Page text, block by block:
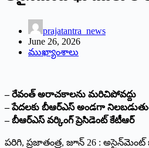
prajatantra_news
June 26, 2026
ముఖ్యాంశాలు
– రేవంత్ అరాచకాలను మరిచిపోవద్దు
– పేదలకు బీఆర్ఎస్ అండగా
– బీఆర్ఎస్ వర్కింగ్ ప్రెసిడెంట్ కేటీఆర్
పరిగి, ప్రజాతంత్ర, జూన్ 26 :